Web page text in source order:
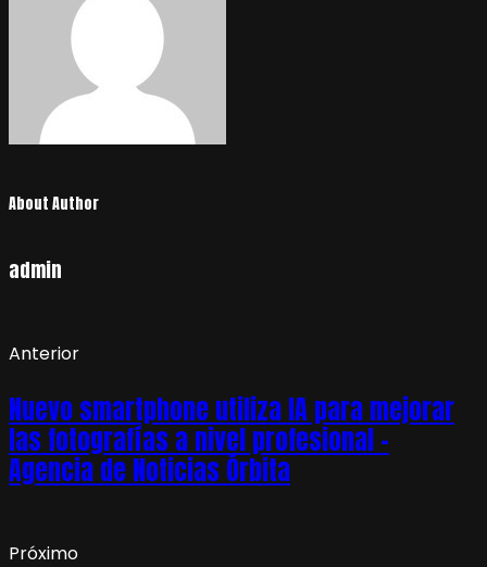
About Author
admin
Anterior
Nuevo smartphone utiliza IA para mejorar
las fotografías a nivel profesional –
Agencia de Noticias Órbita
Próximo